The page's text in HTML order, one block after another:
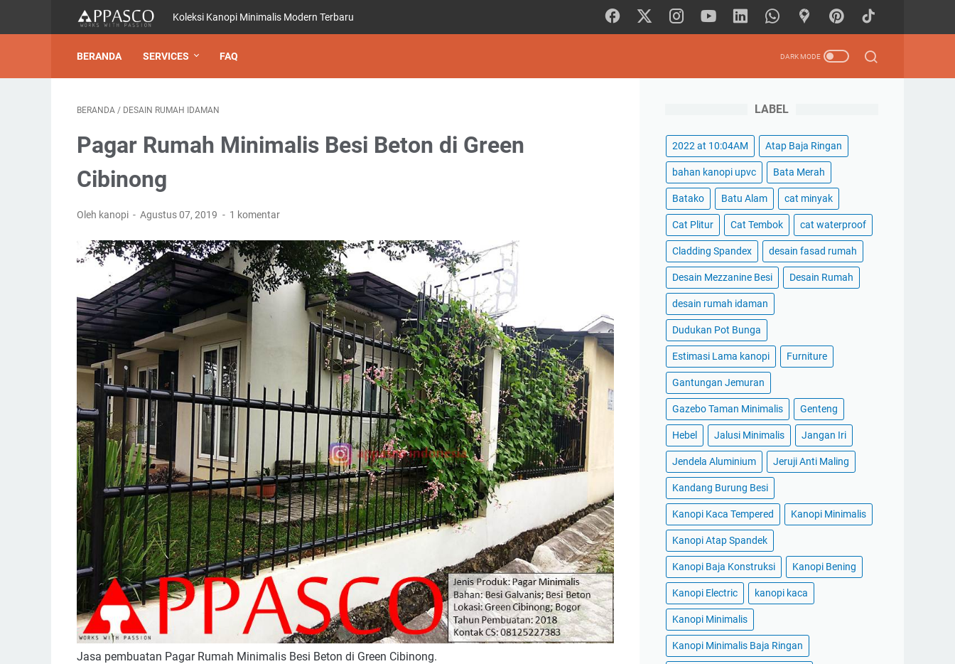
Koleksi Kanopi Minimalis Modern Terbaru
BERANDA SERVICES FAQ
BERANDA / DESAIN RUMAH IDAMAN
Pagar Rumah Minimalis Besi Beton di Green
Cibinong
Oleh kanopi Agustus 07, 2019 1 komentar
Jasa pembuatan Pagar Rumah Minimalis Besi Beton di Green Cibinong.
LABEL
2022 at 10:04AM Atap Baja Ringan
bahan kanopi upvc Bata Merah
Batako Batu Alam cat minyak
Cat Plitur Cat Tembok cat waterproof
Cladding Spandex desain fasad rumah
Desain Mezzanine Besi Desain Rumah
desain rumah idaman
Dudukan Pot Bunga
Estimasi Lama kanopi Furniture
Gantungan Jemuran
Gazebo Taman Minimalis Genteng
Hebel Jalusi Minimalis Jangan Iri
Jendela Aluminium Jeruji Anti Maling
Kandang Burung Besi
Kanopi Kaca Tempered Kanopi Minimalis
Kanopi Atap Spandek
Kanopi Baja Konstruksi Kanopi Bening
Kanopi Electric kanopi kaca
Kanopi Minimalis
Kanopi Minimalis Baja Ringan